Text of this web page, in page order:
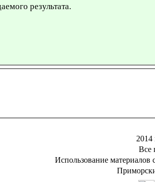
результата.
2014
Все
Использование материалов